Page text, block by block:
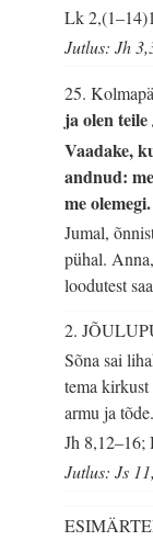
Lk
Jutlus: Jh
25.
ja olen
Vaadake,
andnud:
me olemegi.
Jumal,
pühal.
loodutest
2.
Sõna sai
tema
armu ja
Jh 8,12–16;
Jutlus: Js